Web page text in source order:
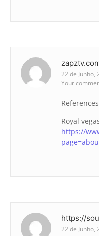
22 de Junho,
Your
Royal
https://
https://
22 de Junho,